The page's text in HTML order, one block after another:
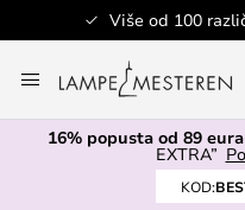
Više od 100
to
Content
16% popusta od 89 eura
EXTRA”
KOD: